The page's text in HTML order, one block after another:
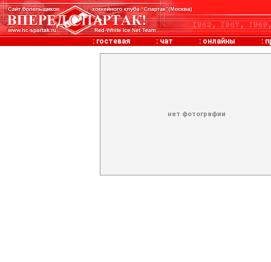
: гостевая : чат : онлайны :
нет фотографии